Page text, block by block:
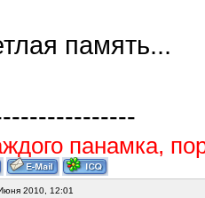
память...
панамка,
2010, 12:01